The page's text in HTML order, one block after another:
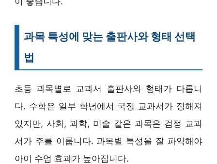
과목 특성에 맞는 출판사와 형태 선택
법
초등 과목별로 교과서 출판사와 형태가 다릅니
다. 수학은 일부 학년에서 국정 교과서가 정해져
있지만, 사회, 과학, 미술 같은 과목은 검정 교과
서가 주를 이룹니다. 과목별 특성을 잘 파악해야
아이 수업 효과가 높아집니다.